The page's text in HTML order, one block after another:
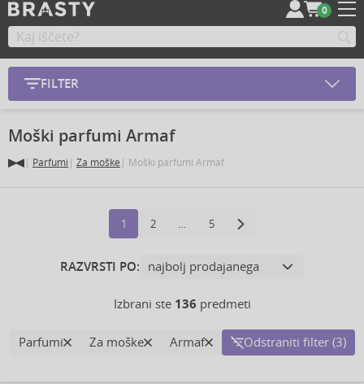
0
FILTER
Moški parfumi Armaf
Parfumi Za moške Moški parfumi Armaf
1 2 … 5
RAZVRSTI PO:
Izbrani ste 136 predmeti
Parfumi Za moške Armaf Odstraniti filter (3)